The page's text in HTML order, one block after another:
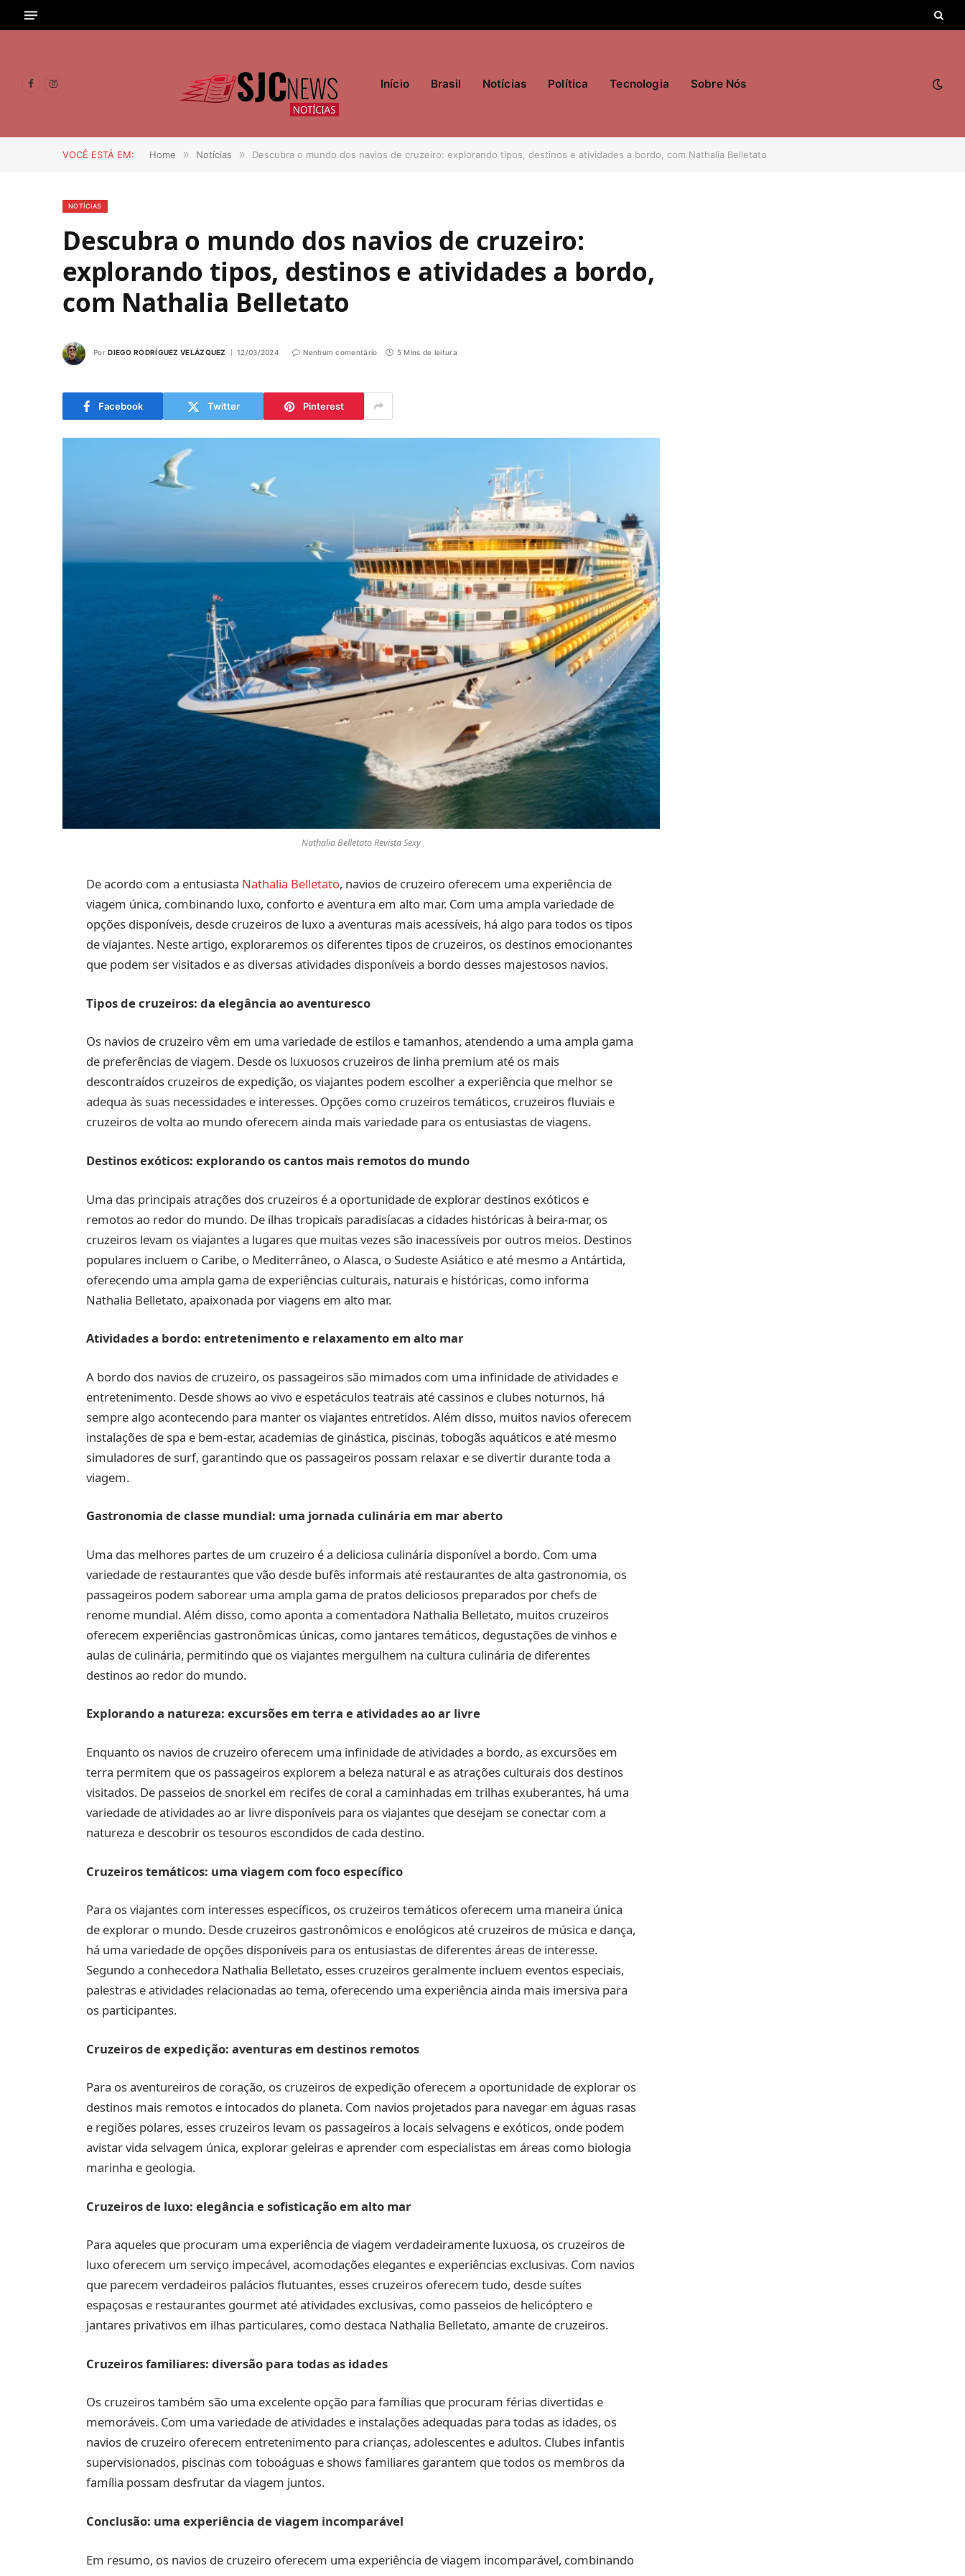
FacebookInstagram Início Brasil Notícias Política Tecnologia Sobre Nós
VOCÊ ESTÁ EM: Home » Notícias » Descubra o mundo dos navios de cruzeiro: explorando tipos, destinos e atividades a bordo, com Nathalia Belletato
NOTÍCIAS
Descubra o mundo dos navios de cruzeiro:
explorando tipos, destinos e atividades a bordo,
com Nathalia Belletato
Por DIEGO RODRÍGUEZ VELÁZQUEZ 12/03/2024 Nenhum comentário 5 Mins de leitura
Facebook Twitter Pinterest
Nathalia Belletato Revista Sexy
De acordo com a entusiasta Nathalia Belletato, navios de cruzeiro oferecem uma experiência de
viagem única, combinando luxo, conforto e aventura em alto mar. Com uma ampla variedade de
opções disponíveis, desde cruzeiros de luxo a aventuras mais acessíveis, há algo para todos os tipos
de viajantes. Neste artigo, exploraremos os diferentes tipos de cruzeiros, os destinos emocionantes
que podem ser visitados e as diversas atividades disponíveis a bordo desses majestosos navios.
Tipos de cruzeiros: da elegância ao aventuresco
Os navios de cruzeiro vêm em uma variedade de estilos e tamanhos, atendendo a uma ampla gama
de preferências de viagem. Desde os luxuosos cruzeiros de linha premium até os mais
descontraídos cruzeiros de expedição, os viajantes podem escolher a experiência que melhor se
adequa às suas necessidades e interesses. Opções como cruzeiros temáticos, cruzeiros fluviais e
cruzeiros de volta ao mundo oferecem ainda mais variedade para os entusiastas de viagens.
Destinos exóticos: explorando os cantos mais remotos do mundo
Uma das principais atrações dos cruzeiros é a oportunidade de explorar destinos exóticos e
remotos ao redor do mundo. De ilhas tropicais paradisíacas a cidades históricas à beira-mar, os
cruzeiros levam os viajantes a lugares que muitas vezes são inacessíveis por outros meios. Destinos
populares incluem o Caribe, o Mediterrâneo, o Alasca, o Sudeste Asiático e até mesmo a Antártida,
oferecendo uma ampla gama de experiências culturais, naturais e históricas, como informa
Nathalia Belletato, apaixonada por viagens em alto mar.
Atividades a bordo: entretenimento e relaxamento em alto mar
A bordo dos navios de cruzeiro, os passageiros são mimados com uma infinidade de atividades e
entretenimento. Desde shows ao vivo e espetáculos teatrais até cassinos e clubes noturnos, há
sempre algo acontecendo para manter os viajantes entretidos. Além disso, muitos navios oferecem
instalações de spa e bem-estar, academias de ginástica, piscinas, tobogãs aquáticos e até mesmo
simuladores de surf, garantindo que os passageiros possam relaxar e se divertir durante toda a
viagem.
Gastronomia de classe mundial: uma jornada culinária em mar aberto
Uma das melhores partes de um cruzeiro é a deliciosa culinária disponível a bordo. Com uma
variedade de restaurantes que vão desde bufês informais até restaurantes de alta gastronomia, os
passageiros podem saborear uma ampla gama de pratos deliciosos preparados por chefs de
renome mundial. Além disso, como aponta a comentadora Nathalia Belletato, muitos cruzeiros
oferecem experiências gastronômicas únicas, como jantares temáticos, degustações de vinhos e
aulas de culinária, permitindo que os viajantes mergulhem na cultura culinária de diferentes
destinos ao redor do mundo.
Explorando a natureza: excursões em terra e atividades ao ar livre
Enquanto os navios de cruzeiro oferecem uma infinidade de atividades a bordo, as excursões em
terra permitem que os passageiros explorem a beleza natural e as atrações culturais dos destinos
visitados. De passeios de snorkel em recifes de coral a caminhadas em trilhas exuberantes, há uma
variedade de atividades ao ar livre disponíveis para os viajantes que desejam se conectar com a
natureza e descobrir os tesouros escondidos de cada destino.
Cruzeiros temáticos: uma viagem com foco específico
Para os viajantes com interesses específicos, os cruzeiros temáticos oferecem uma maneira única
de explorar o mundo. Desde cruzeiros gastronômicos e enológicos até cruzeiros de música e dança,
há uma variedade de opções disponíveis para os entusiastas de diferentes áreas de interesse.
Segundo a conhecedora Nathalia Belletato, esses cruzeiros geralmente incluem eventos especiais,
palestras e atividades relacionadas ao tema, oferecendo uma experiência ainda mais imersiva para
os participantes.
Cruzeiros de expedição: aventuras em destinos remotos
Para os aventureiros de coração, os cruzeiros de expedição oferecem a oportunidade de explorar os
destinos mais remotos e intocados do planeta. Com navios projetados para navegar em águas rasas
e regiões polares, esses cruzeiros levam os passageiros a locais selvagens e exóticos, onde podem
avistar vida selvagem única, explorar geleiras e aprender com especialistas em áreas como biologia
marinha e geologia.
Cruzeiros de luxo: elegância e sofisticação em alto mar
Para aqueles que procuram uma experiência de viagem verdadeiramente luxuosa, os cruzeiros de
luxo oferecem um serviço impecável, acomodações elegantes e experiências exclusivas. Com navios
que parecem verdadeiros palácios flutuantes, esses cruzeiros oferecem tudo, desde suítes
espaçosas e restaurantes gourmet até atividades exclusivas, como passeios de helicóptero e
jantares privativos em ilhas particulares, como destaca Nathalia Belletato, amante de cruzeiros.
Cruzeiros familiares: diversão para todas as idades
Os cruzeiros também são uma excelente opção para famílias que procuram férias divertidas e
memoráveis. Com uma variedade de atividades e instalações adequadas para todas as idades, os
navios de cruzeiro oferecem entretenimento para crianças, adolescentes e adultos. Clubes infantis
supervisionados, piscinas com toboáguas e shows familiares garantem que todos os membros da
família possam desfrutar da viagem juntos.
Conclusão: uma experiência de viagem incomparável
Em resumo, os navios de cruzeiro oferecem uma experiência de viagem incomparável, combinando